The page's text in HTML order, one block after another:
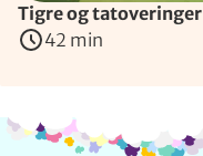
Tigre og tatoveringer
42 min